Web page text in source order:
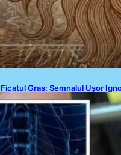
Ficatul Gras: Semnalul Ușor
de la Picioare și Importanța
Diagnosticării Timpurii